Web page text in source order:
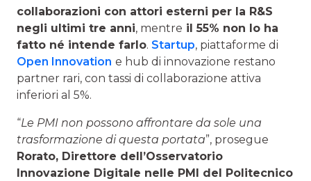
collaborazioni con attori esterni per la R&S
negli ultimi tre anni, mentre il 55% non lo ha
fatto né intende farlo. Startup, piattaforme di
Open Innovation e hub di innovazione restano
partner rari, con tassi di collaborazione attiva
inferiori al 5%.
“Le PMI non possono affrontare da sole una
trasformazione di questa portata”, prosegue
Rorato, Direttore dell’Osservatorio
Innovazione Digitale nelle PMI del Politecnico